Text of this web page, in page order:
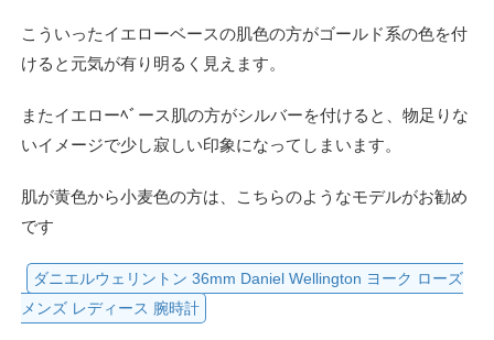
こういったイエローベースの肌色の方がゴールド系の色を付
けると元気が有り明るく見えます。
またイエローﾍﾞース肌の方がシルバーを付けると、物足りな
いイメージで少し寂しい印象になってしまいます。
肌が黄色から小麦色の方は、こちらのようなモデルがお勧め
です
ダニエルウェリントン 36mm Daniel Wellington ヨーク ローズ
メンズ レディース 腕時計